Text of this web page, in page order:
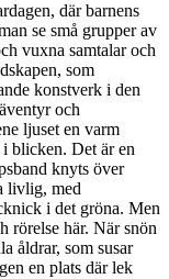
där barnens
se små grupper av
vuxna samtalar och
som
konstverk i den
och
ljuset en varm
blicken. Det är en
knyts över
livlig, med
i det gröna. Men
rörelse här. När snön
åldrar, som susar
en plats där lek